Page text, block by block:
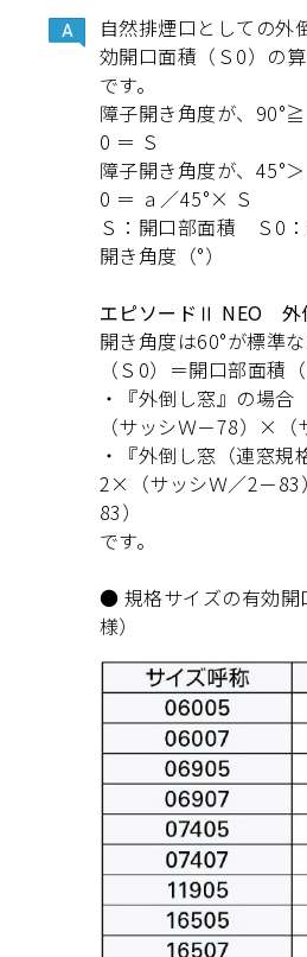
自然排煙口としての外
効開口面積（Ｓ0）の
です。
障子開き角度が、
0 ＝ Ｓ
障子開き角度が、45°
0 ＝ ａ／45°× Ｓ
Ｓ：開口部面積 Ｓ0
開き角度（°）
エピソードⅡ NEO 外
開き角度は60°が標準
（Ｓ0）＝開口部面積
・『外倒し窓
（サッシＷ－78）×（
・『外倒し窓（連窓
2×（サッシＷ／2－
83）
です。
● 規格サイズの有効開
様）